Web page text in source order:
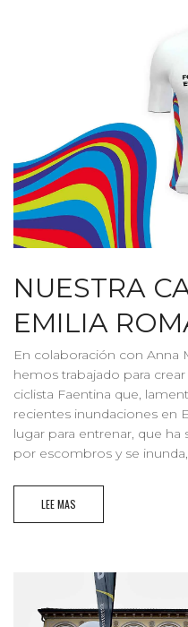
NUESTRA
EMILIA
En colaboración con Anna
hemos trabajado para
ciclista Faentina que,
recientes inundaciones en
lugar para entrenar, que
por escombros y se
LEE MAS